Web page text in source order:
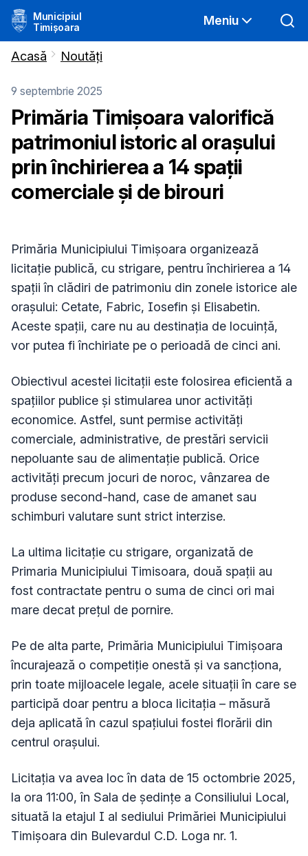
Municipiul
Timișoara
Meniu
Acasă Noutăți
9 septembrie 2025
Primăria Timișoara valorifică
patrimoniul istoric al orașului
prin închirierea a 14 spații
comerciale și de birouri
Primăria Municipiului Timișoara organizează
licitație publică, cu strigare, pentru închirierea a 14
spații în clădiri de patrimoniu din zonele istorice ale
orașului: Cetate, Fabric, Iosefin și Elisabetin.
Aceste spații, care nu au destinația de locuință,
vor putea fi închiriate pe o perioadă de cinci ani.
Obiectivul acestei licitații este folosirea eficientă a
spațiilor publice și stimularea unor activități
economice. Astfel, sunt permise activități
comerciale, administrative, de prestări servicii
nepoluante sau de alimentație publică. Orice
activități precum jocuri de noroc, vânzarea de
produse second-hand, case de amanet sau
schimburi valutare sunt strict interzise.
La ultima licitație cu strigare, organizată de
Primaria Municipiului Timisoara, două spații au
fost contractate pentru o suma de cinci ori mai
mare decat prețul de pornire.
Pe de alta parte, Primăria Municipiului Timișoara
încurajează o competiție onestă și va sancționa,
prin toate mijloacele legale, acele situații în care se
participă doar pentru a bloca licitația – măsură
deja aplicată în cazul spațiului fostei florării din
centrul orașului.
Licitația va avea loc în data de 15 octombrie 2025,
la ora 11:00, în Sala de ședințe a Consiliului Local,
situată la etajul I al sediului Primăriei Municipiului
Timișoara din Bulevardul C.D. Loga nr. 1.